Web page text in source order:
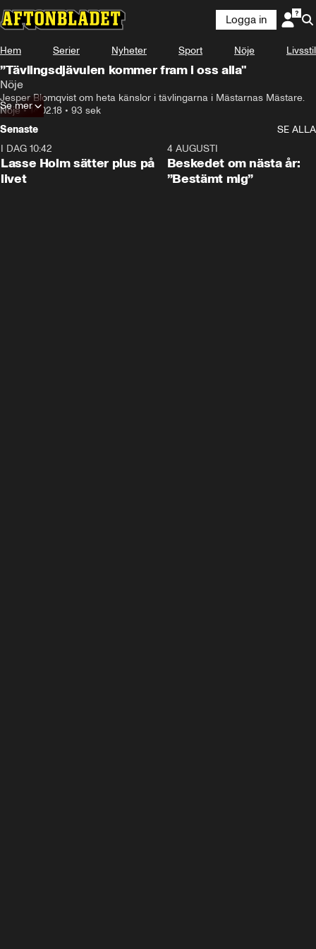
Logga in
Hem Serier Nyheter Sport Nöje Livsstil
”Tävlingsdjävulen kommer fram i oss alla"
Nöje
Jesper Blomqvist om heta känslor i tävlingarna i Mästarnas Mästare.
Nöje•14.02.18 • 93 sek
Se mer
Senaste
SE ALLA
I DAG 10:42
Lasse Holm sätter plus på
livet
4 AUGUSTI
Beskedet om nästa år:
”Bestämt mig”